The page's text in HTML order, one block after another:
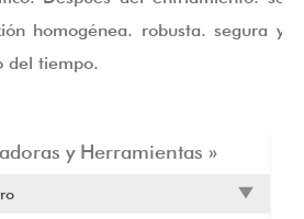
y Herramientas »
homogénea. robusta. segura y
del tiempo.